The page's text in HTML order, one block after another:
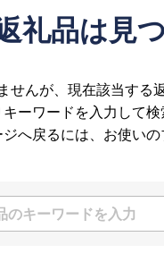
礼品は見
せんが、現在該当する
ーワードを入力して
へ戻るには、お使い